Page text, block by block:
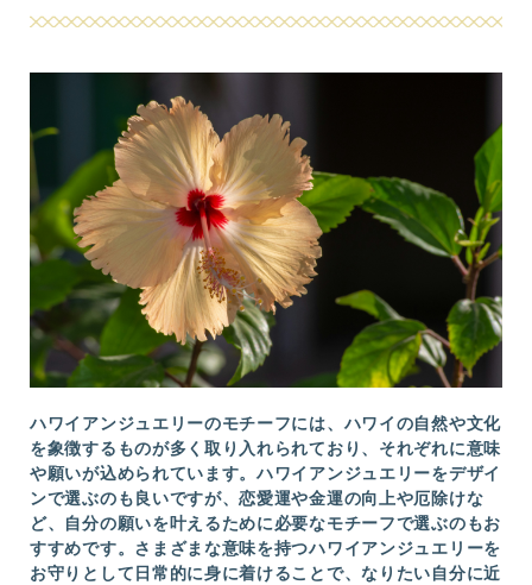
ハワイアンジュエリーのモチーフには、ハワイの自然や文化
を象徴するものが多く取り入れられており、それぞれに意味
や願いが込められています。ハワイアンジュエリーをデザイ
ンで選ぶのも良いですが、恋愛運や金運の向上や厄除けな
ど、自分の願いを叶えるために必要なモチーフで選ぶのもお
すすめです。さまざまな意味を持つハワイアンジュエリーを
お守りとして日常的に身に着けることで、なりたい自分に近